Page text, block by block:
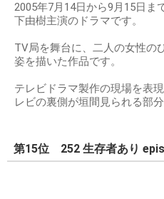
2005年7月14日から9月15日ま
下由樹主演のドラマです。
TV局を舞台に、二人の女性の
姿を描いた作品です。
テレビドラマ製作の現場を表
レビの裏側が垣間見られる部
第15位 252 生存者あり